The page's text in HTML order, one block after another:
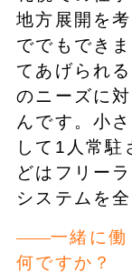
地方展開を
ででもでき
てあげられ
のニーズに
んです。小
して1人常駐
どはフリー
システムを
一緒に働
何ですか？